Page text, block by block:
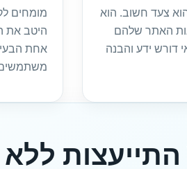
צעד חשוב. הוא
האתר שלהם
דורש ידע והבנה
מומחים
אחת